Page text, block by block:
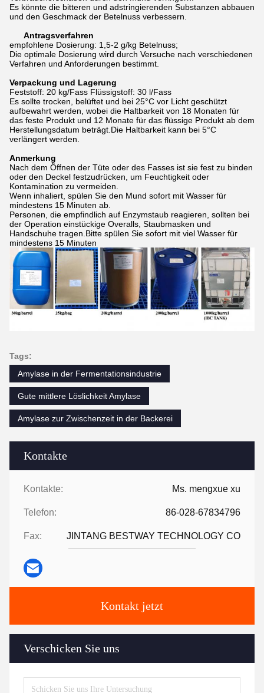
Kontakte
Kontakte: Ms. mengxue xu
Telefon: 86-028-67834796
Fax: JINTANG BESTWAY TECHNOLOGY CO
Kontakt jetzt
Verschicken Sie uns
Es könnte die bitteren und adstringierenden Substanzen abbauen
und den Geschmack der Betelnuss verbessern.
Antragsverfahren
empfohlene Dosierung: 1,5-2 g/kg Betelnuss;
Die optimale Dosierung wird durch Versuche nach verschiedenen
Verfahren und Anforderungen bestimmt.
Verpackung und Lagerung
Feststoff: 20 kg/Fass Flüssigstoff: 30 l/Fass
Es sollte trocken, belüftet und bei 25°C vor Licht geschützt
aufbewahrt werden, wobei die Haltbarkeit von 18 Monaten für
das feste Produkt und 12 Monate für das flüssige Produkt ab dem
Herstellungsdatum beträgt.Die Haltbarkeit kann bei 5°C
verlängert werden.
Anmerkung
Nach dem Öffnen der Tüte oder des Fasses ist sie fest zu binden
oder den Deckel festzudrücken, um Feuchtigkeit oder
Kontamination zu vermeiden.
Wenn inhaliert, spülen Sie den Mund sofort mit Wasser für
mindestens 15 Minuten ab.
Personen, die empfindlich auf Enzymstaub reagieren, sollten bei
der Operation einstückige Overalls, Staubmasken und
Handschuhe tragen.Bitte spülen Sie sofort mit viel Wasser für
mindestens 15 Minuten
Tags:
Amylase in der Fermentationsindustrie
Gute mittlere Löslichkeit Amylase
Amylase zur Zwischenzeit in der Backerei